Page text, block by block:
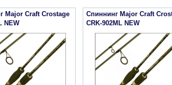
Major Craft Crostage
NEW
Спиннинг Major Craft
CRK-902ML NEW